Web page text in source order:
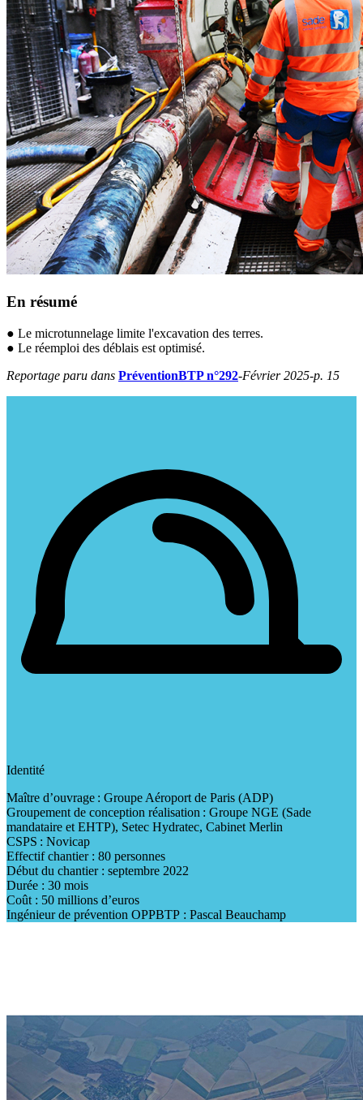
En résumé
● Le microtunnelage limite l'excavation des terres.
● Le réemploi des déblais est optimisé.
Reportage paru dans PréventionBTP n°292-Février 2025-p. 15
Identité
Maître d’ouvrage : Groupe Aéroport de Paris (ADP)
Groupement de conception réalisation : Groupe NGE (Sade
mandataire et EHTP), Setec Hydratec, Cabinet Merlin
CSPS : Novicap
Effectif chantier : 80 personnes
Début du chantier : septembre 2022
Durée : 30 mois
Coût : 50 millions d’euros
Ingénieur de prévention OPPBTP : Pascal Beauchamp